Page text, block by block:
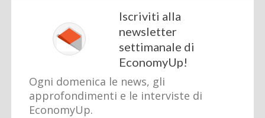
Iscriviti alla
newsletter
settimanale di
EconomyUp!
Ogni domenica le news, gli
approfondimenti e le interviste di
EconomyUp.